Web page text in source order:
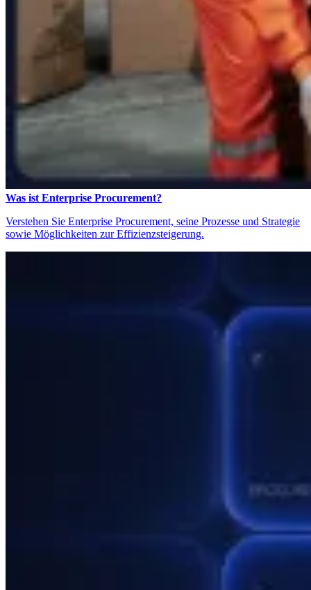
Was ist Enterprise Procurement?
Verstehen Sie Enterprise Procurement, seine Prozesse und Strategie
sowie Möglichkeiten zur Effizienzsteigerung.